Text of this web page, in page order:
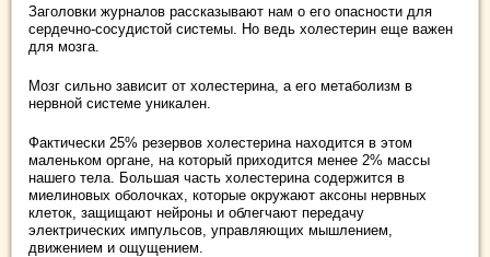
Заголовки журналов рассказывают нам о его опасности для
сердечно-сосудистой системы. Но ведь холестерин еще важен
для мозга.
Мозг сильно зависит от холестерина, а его метаболизм в
нервной системе уникален.
Фактически 25% резервов холестерина находится в этом
маленьком органе, на который приходится менее 2% массы
нашего тела. Большая часть холестерина содержится в
миелиновых оболочках, которые окружают аксоны нервных
клеток, защищают нейроны и облегчают передачу
электрических импульсов, управляющих мышлением,
движением и ощущением.